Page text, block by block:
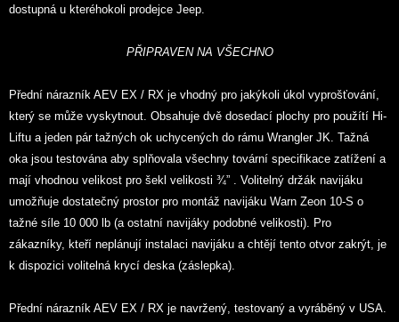
dostupná u kteréhokoli prodejce Jeep.
PŘIPRAVEN NA VŠECHNO
Přední nárazník AEV EX / RX je vhodný pro jakýkoli úkol vyprošťování,
který se může vyskytnout. Obsahuje dvě dosedací plochy pro použítí Hi-
Liftu a jeden pár tažných ok uchycených do rámu Wrangler JK. Tažná
oka jsou testována aby splňovala všechny tovární specifikace zatížení a
mají vhodnou velikost pro šekl velikosti ¾” . Volitelný držák navijáku
umožňuje dostatečný prostor pro montáž navijáku Warn Zeon 10-S o
tažné síle 10 000 lb (a ostatní navijáky podobné velikosti). Pro
zákazníky, kteří neplánují instalaci navijáku a chtějí tento otvor zakrýt, je
k dispozici volitelná krycí deska (záslepka).
Přední nárazník AEV EX / RX je navržený, testovaný a vyráběný v USA.